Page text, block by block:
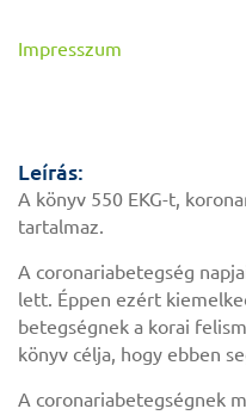
Impresszum
Leírás:
A könyv 550 EKG-t,
tartalmaz.
A coronariabetegség
lett. Éppen ezért
betegségnek a korai
könyv célja, hogy ebben
A coronariabetegségnek